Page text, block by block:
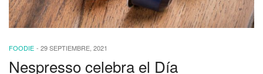
FOODIE - 29 SEPTIEMBRE, 2021
Nespresso celebra el Día